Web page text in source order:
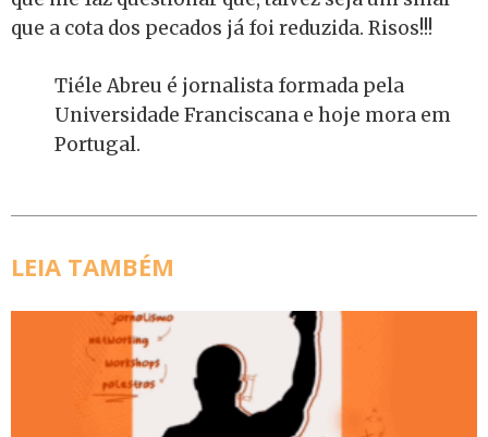
que a cota dos pecados já foi reduzida. Risos!!!
Tiéle Abreu é jornalista formada pela
Universidade Franciscana e hoje mora em
Portugal.
LEIA TAMBÉM